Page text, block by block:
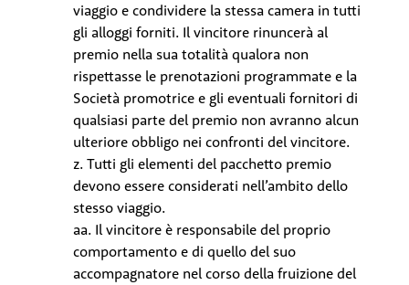
viaggio e condividere la stessa camera in tutti
gli alloggi forniti. Il vincitore rinuncerà al
premio nella sua totalità qualora non
rispettasse le prenotazioni programmate e la
Società promotrice e gli eventuali fornitori di
qualsiasi parte del premio non avranno alcun
ulteriore obbligo nei confronti del vincitore.
z. Tutti gli elementi del pacchetto premio
devono essere considerati nell’ambito dello
stesso viaggio.
aa. Il vincitore è responsabile del proprio
comportamento e di quello del suo
accompagnatore nel corso della fruizione del